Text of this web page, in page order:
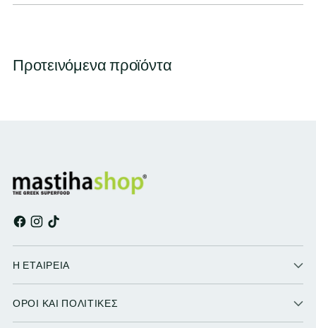
Προτεινόμενα προϊόντα
Η ΕΤΑΙΡΕΙΑ
ΟΡΟΙ ΚΑΙ ΠΟΛΙΤΙΚΕΣ